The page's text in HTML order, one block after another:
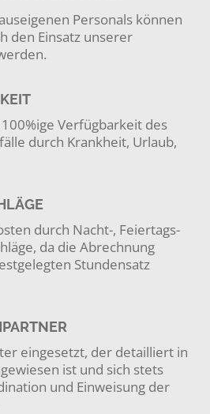
Personals können
den Einsatz unserer
Verfügbarkeit des
durch Krankheit, Urlaub,
durch Nacht-, Feiertags-
da die Abrechnung
Stundensatz
eingesetzt, der detailliert in
ist und sich stets
und Einweisung der